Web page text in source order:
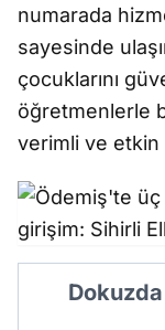
numarada
sayesinde
çocuklarını
öğretmenlerle
verimli ve